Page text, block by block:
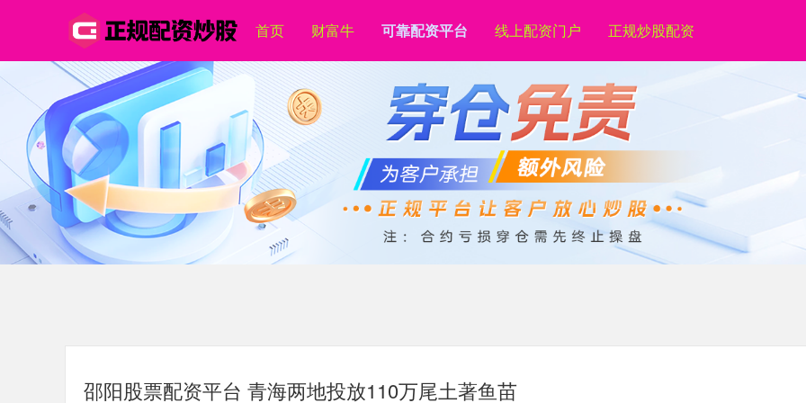
首页 财富牛 可靠配资平台 线上配资门户 正规炒股配资
邵阳股票配资平台 青海两地投放110万尾土著鱼苗